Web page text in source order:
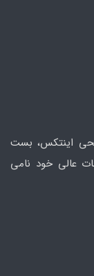
اینتکس، بست
عالی خود نامی